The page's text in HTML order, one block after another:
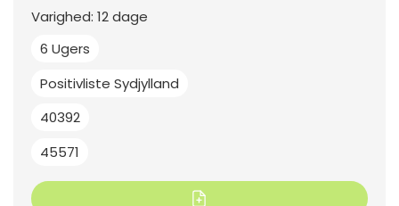
6 Ugers
Positivliste Sydjylland
40392
45571
Varighed: 12 dage